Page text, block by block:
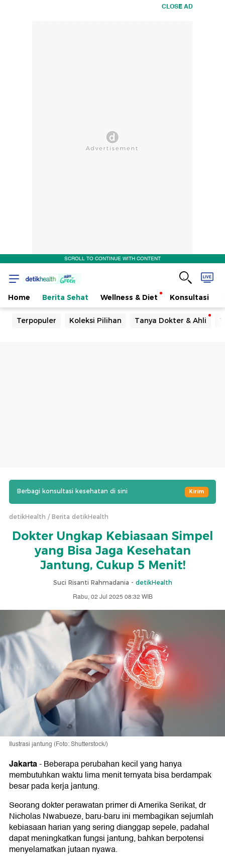
CLOSE AD
SCROLL TO CONTINUE WITH CONTENT
Home Berita Sehat Wellness & Diet Konsultasi
Terpopuler Koleksi Pilihan Tanya Dokter & Ahli
Berbagi konsultasi kesehatan di sini Kirim
detikHealth Berita detikHealth
Dokter Ungkap Kebiasaan Simpel
yang Bisa Jaga Kesehatan
Jantung, Cukup 5 Menit!
Suci Risanti Rahmadania - detikHealth
Rabu, 02 Jul 2025 08:32 WIB
Ilustrasi jantung (Foto: Shutterstock/)
Jakarta-Beberapa perubahan kecil yang hanya
membutuhkan waktu lima menit ternyata bisa berdampak
besar pada kerja jantung.
Seorang dokter perawatan primer di Amerika Serikat, dr
Nicholas Nwabueze, baru-baru ini membagikan sejumlah
kebiasaan harian yang sering dianggap sepele, padahal
dapat meningkatkan fungsi jantung, bahkan berpotensi
menyelamatkan jutaan nyawa.